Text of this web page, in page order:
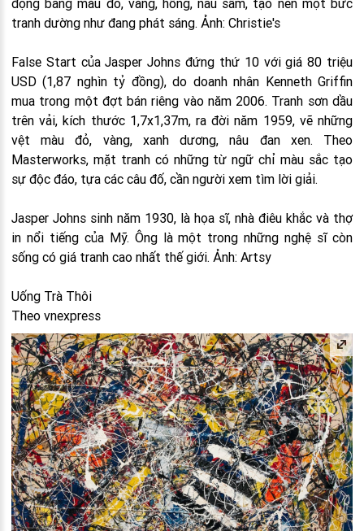
động bảng màu đỏ, vàng, hồng, nâu sẫm, tạo nên một bức
tranh dường như đang phát sáng. Ảnh: Christie's
False Start của Jasper Johns đứng thứ 10 với giá 80 triệu
USD (1,87 nghìn tỷ đồng), do doanh nhân Kenneth Griffin
mua trong một đợt bán riêng vào năm 2006. Tranh sơn dầu
trên vải, kích thước 1,7x1,37m, ra đời năm 1959, vẽ những
vệt màu đỏ, vàng, xanh dương, nâu đan xen. Theo
Masterworks, mặt tranh có những từ ngữ chỉ màu sắc tạo
sự độc đáo, tựa các câu đố, cần người xem tìm lời giải.
Jasper Johns sinh năm 1930, là họa sĩ, nhà điêu khắc và thợ
in nổi tiếng của Mỹ. Ông là một trong những nghệ sĩ còn
sống có giá tranh cao nhất thế giới. Ảnh: Artsy
Uống Trà Thôi
Theo vnexpress